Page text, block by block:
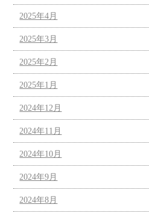
2025年4月
2025年3月
2025年2月
2025年1月
2024年12月
2024年11月
2024年10月
2024年9月
2024年8月